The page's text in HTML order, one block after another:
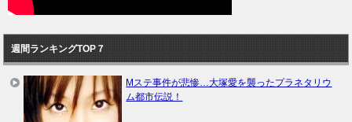
週間ランキングTOP７
Mステ事件が悲惨…大塚愛を襲ったプラネタリウ
ム都市伝説！